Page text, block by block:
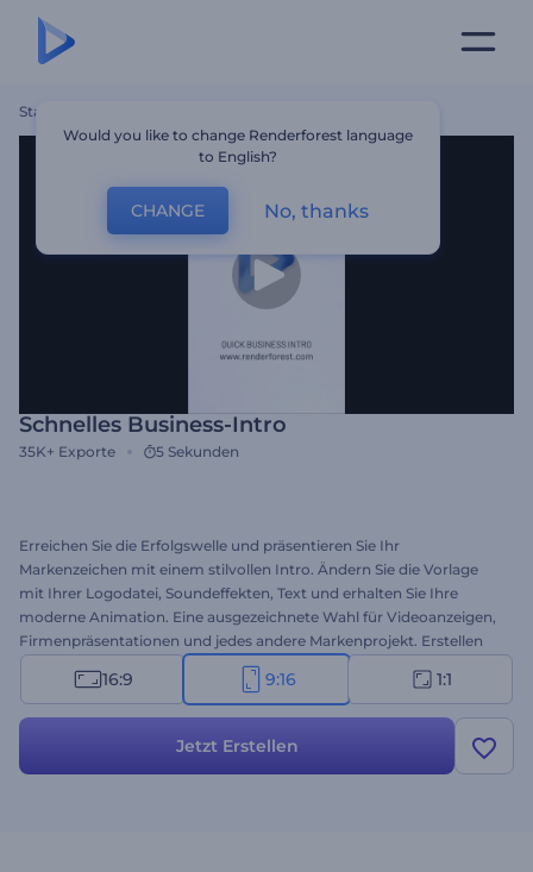
Startseite
Schnelles Business-Intro
35K+ Exporte 5 Sekunden
Erreichen Sie die Erfolgswelle und präsentieren Sie Ihr
Markenzeichen mit einem stilvollen Intro. Ändern Sie die Vorlage
mit Ihrer Logodatei, Soundeffekten, Text und erhalten Sie Ihre
moderne Animation. Eine ausgezeichnete Wahl für Videoanzeigen,
Firmenpräsentationen und jedes andere Markenprojekt. Erstellen
16:9 9:16 1:1
Jetzt Erstellen
Would you like to change Renderforest language
to English?
CHANGE No, thanks